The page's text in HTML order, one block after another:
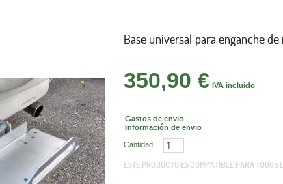
Base universal para enganche
350,90 € IVA incluido
Gastos de envio
Información de envio
Cantidad:
ESTE PRODUCTO ES COMPATIBLE PARA TODOS